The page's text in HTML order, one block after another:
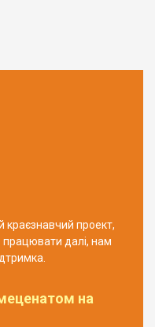
краєзнавчий проект,
працювати далі, нам
на